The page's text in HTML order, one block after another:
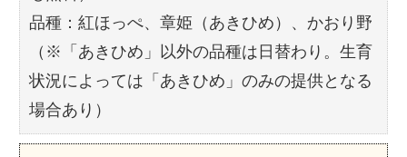
品種：紅ほっぺ、章姫（あきひめ）、かおり野
（※「あきひめ」以外の品種は日替わり。生育
状況によっては「あきひめ」のみの提供となる
場合あり）